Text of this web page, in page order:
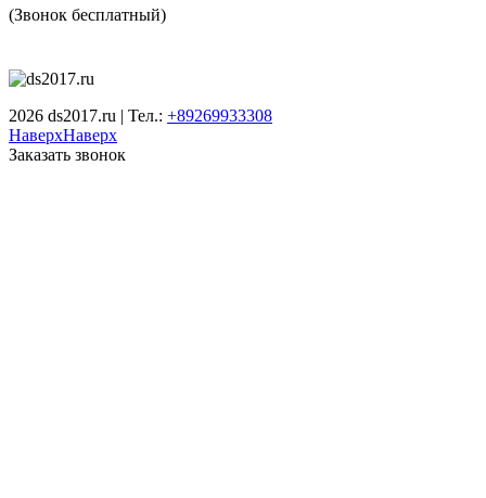
(Звонок бесплатный)
2026 ds2017.ru | Тел.: +89269933308
НаверхНаверх
Заказать звонок